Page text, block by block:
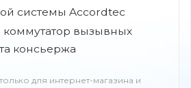
системы Accordtec
коммутатор вызывных
консьержа
для интернет-магазина и